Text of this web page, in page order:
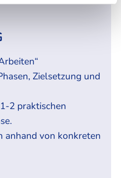
Zielsetzung und
2 praktischen
anhand von konkreten